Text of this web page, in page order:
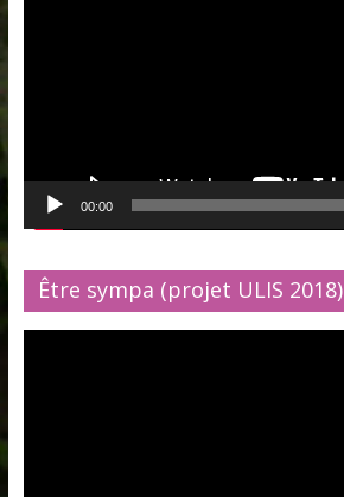
00:00
Être sympa (projet ULIS 2018)